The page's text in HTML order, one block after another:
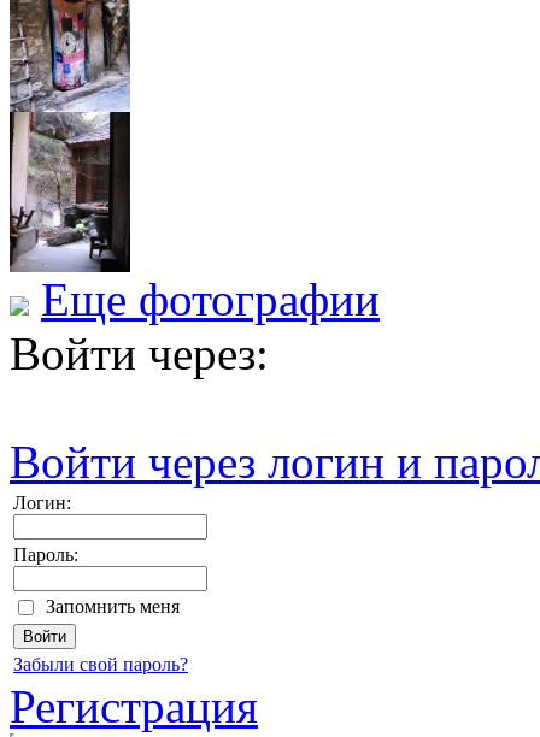
Еще фотографии
Войти через:
Войти через логин и
Логин:
Пароль:
Запомнить меня
Забыли свой пароль?
Регистрация